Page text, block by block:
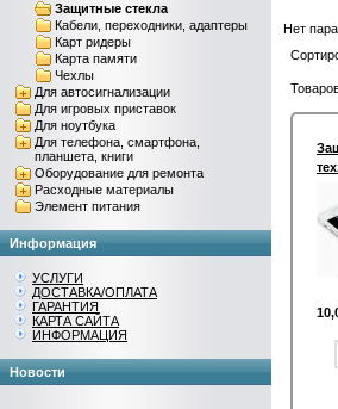
Защитные стекла
Кабели, переходники, адаптеры
Карт ридеры
Карта памяти
Чехлы
Для автосигнализации
Для игровых приставок
Для ноутбука
Для телефона, смартфона,
планшета, книги
Оборудование для ремонта
Расходные материалы
Элемент питания
Информация
УСЛУГИ
ДОСТАВКА/ОПЛАТА
ГАРАНТИЯ
КАРТА САЙТА
ИНФОРМАЦИЯ
Новости
Нет